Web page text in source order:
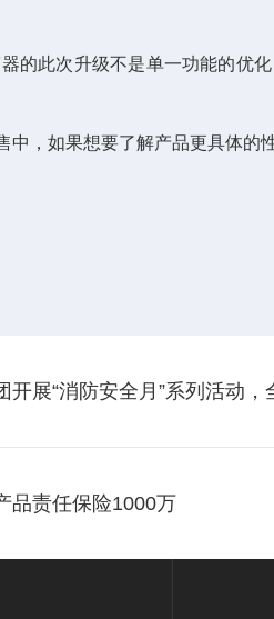
的此次升级不是单一功能的优
中，如果想要了解产品更具体
开展“消防安全月”系列活动，
品责任保险1000万